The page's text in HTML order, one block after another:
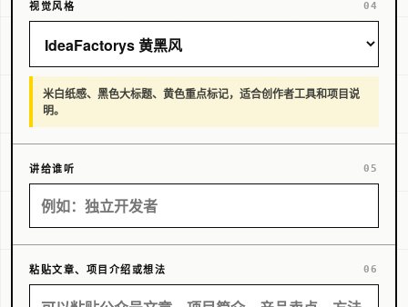
视觉风格
米白纸感、黑色大标题、黄色重点标记，适合创作者工具和项目说
明。
讲给谁听
粘贴文章、项目介绍或想法